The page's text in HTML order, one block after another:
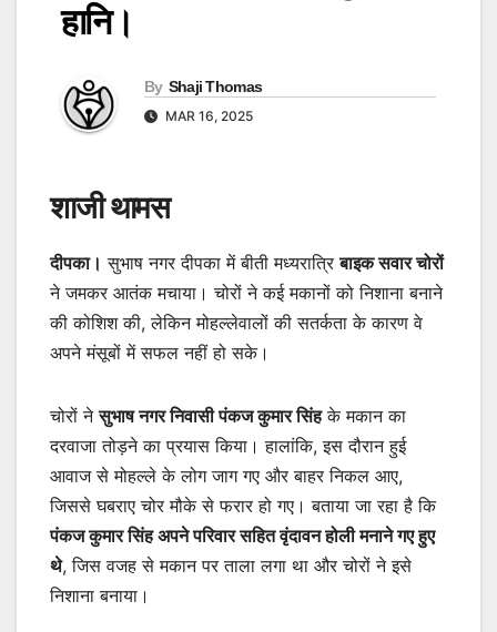
हानि।
By Shaji Thomas
MAR 16, 2025
शाजी थामस
दीपका। सुभाष नगर दीपका में बीती मध्यरात्रिबाइक सवार चोरों
ने जमकर आतंक मचाया। चोरों ने कई मकानों को निशाना बनाने
की कोशिश की, लेकिन मोहल्लेवालों की सतर्कता के कारण वे
अपने मंसूबों में सफल नहीं हो सके।
चोरों नेसुभाष नगर निवासी पंकज कुमार सिंहके मकान का
दरवाजा तोड़ने का प्रयास किया। हालांकि, इस दौरान हुई
आवाज से मोहल्ले के लोग जाग गए और बाहर निकल आए,
जिससे घबराए चोर मौके से फरार हो गए। बताया जा रहा है कि
पंकज कुमार सिंह अपने परिवार सहित वृंदावन होली मनाने गए हुए
थे, जिस वजह से मकान पर ताला लगा था और चोरों ने इसे
निशाना बनाया।